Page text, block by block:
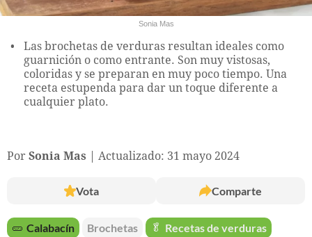
Sonia Mas
Las brochetas de verduras resultan ideales como
guarnición o como entrante. Son muy vistosas,
coloridas y se preparan en muy poco tiempo. Una
receta estupenda para dar un toque diferente a
cualquier plato.
Por Sonia Mas Actualizado: 31 mayo 2024
Vota Comparte
🥒 Calabacín Brochetas 🥬 Recetas de verduras